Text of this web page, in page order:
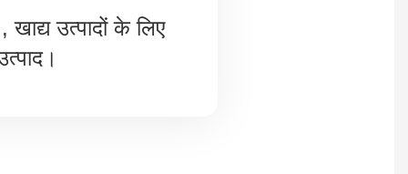
खाद्य उत्पादों के लिए